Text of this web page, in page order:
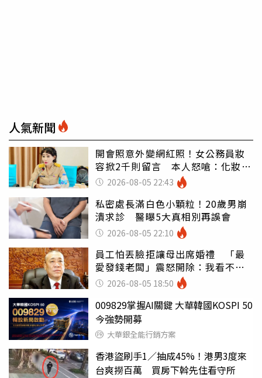
人氣新聞
開會照意外變網紅照！女公務員妝
容掀2千則留言 本人怒嗆：化妝有
錯嗎2026-08-05 22:43
私密處長滿白色小顆粒！20歲男崩
潰求診 醫曝5大真相別再誤會
2026-08-05 22:10
員工怕丟臉拒讓母出席婚禮 「最
愛發錢老闆」震怒開除：我看不起
你 2026-08-05 18:50
009829掌握AI關鍵 大華韓國KOSPI 50
今強勢開募
大華銀全能行銷方案
香港盜刷手1／抽成45%！港男3度來
台爽撈百萬 買房下斡先住看守所